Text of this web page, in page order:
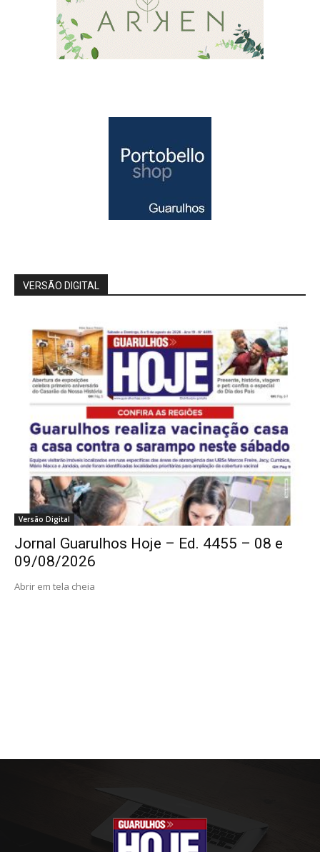
VERSÃO DIGITAL
Versão Digital
Jornal Guarulhos Hoje – Ed. 4455 – 08 e
09/08/2026
Abrir em tela cheia